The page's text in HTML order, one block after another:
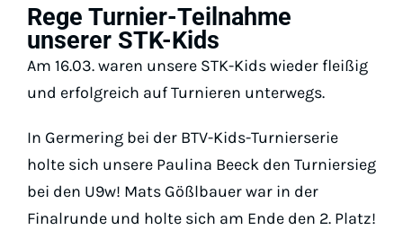
Gäste
Rege Turnier-Teilnahme
unserer STK-Kids
Am 16.03. waren unsere STK-Kids wieder fleißig
und erfolgreich auf Turnieren unterwegs.
In Germering bei der BTV-Kids-Turnierserie
holte sich unsere Paulina Beeck den Turniersieg
bei den U9w! Mats Gößlbauer war in der
Finalrunde und holte sich am Ende den 2. Platz!